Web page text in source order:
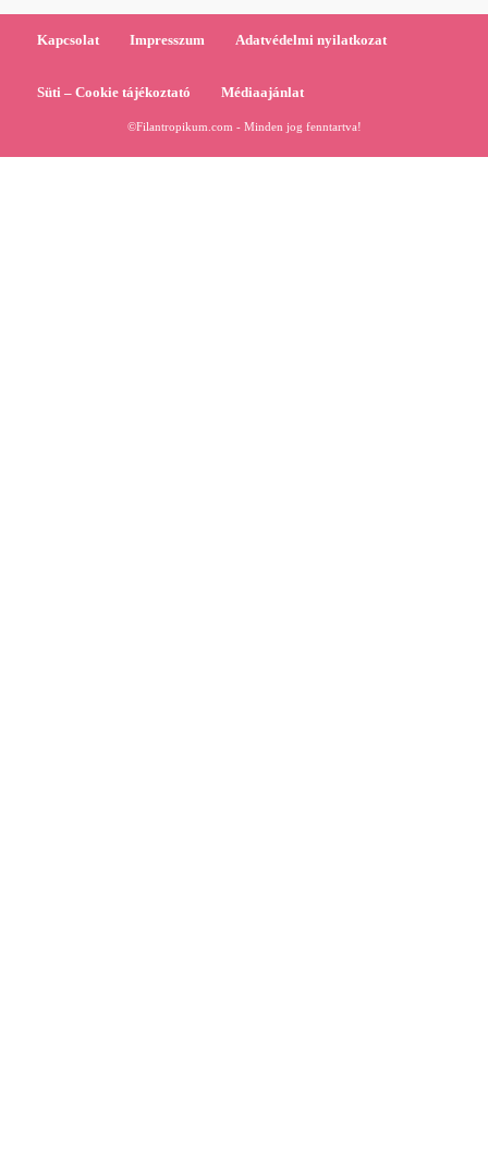
Kapcsolat Impresszum Adatvédelmi nyilatkozat
Süti – Cookie tájékoztató Médiaajánlat
©Filantropikum.com - Minden jog fenntartva!